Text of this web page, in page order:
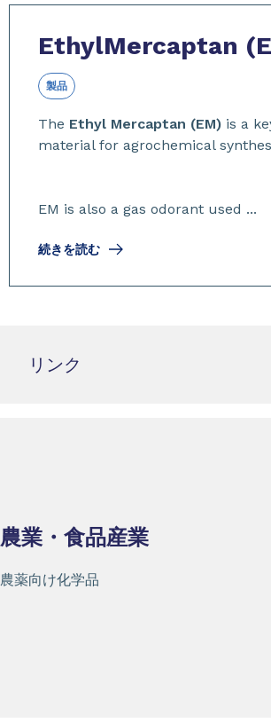
EthylMercaptan
製品
The Ethyl Mercaptan (EM) is a
material for agrochemical
EM is also a gas odorant used ...
続きを読む
リンク
農業・食品産業
農薬向け化学品